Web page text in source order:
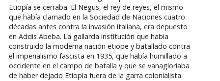
Etiopía se cerraba. El Negus, el rey de reyes, el mismo
que había clamado en la Sociedad de Naciones cuatro
décadas antes contra la invasión italiana, era depuesto
en Addis Abeba. La gallarda institución que había
construido la moderna nación etiope y batallado contra
el imperialismo fascista en 1935, que había humillado a
occidente en el campo de batalla y que se vanagloriaba
de haber dejado Etiopía fuera de la garra colonialista